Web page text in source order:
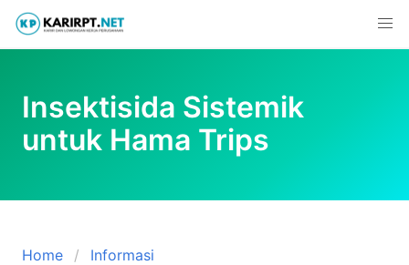
Skip
content
Insektisida Sistemik
untuk Hama Trips
Home
Informasi